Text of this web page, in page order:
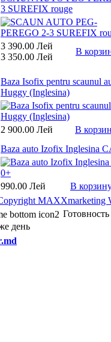
3 SUREFIX rouge
3 390.00 Лей
3 350.00 Лей
В
Baza Isofix pentru scaunul
Huggy (Inglesina)
2 900.00 Лей
В
Baza auto Izofix Inglesina
990.00 Лей
В
MAXXmarketing
день